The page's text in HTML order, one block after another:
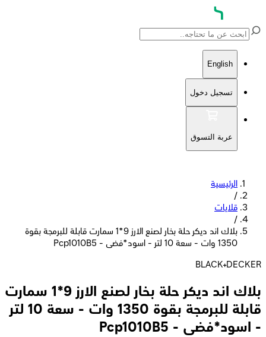
English
تسجيل دخول
عربة التسوق
الرئيسية
/
قلايات
/
بلاك اند ديكر حلة بخار لصنع الارز 9*1 سمارت قابلة للبرمجة بقوة
1350 وات - سعة 10 لتر - اسود*فضى - Pcp1010B5
BLACK+DECKER
بلاك اند ديكر حلة بخار لصنع الارز 9*1 سمارت
قابلة للبرمجة بقوة 1350 وات - سعة 10 لتر
- اسود*فضى - Pcp1010B5